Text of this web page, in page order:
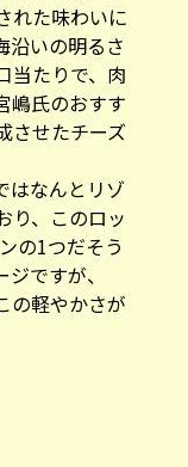
れた味わいに
沿いの明るさ
当たりで、肉
嶋氏のおすす
させたチーズ
はなんとリゾ
り、このロッ
の1つだそう
ですが、
の軽やかさが